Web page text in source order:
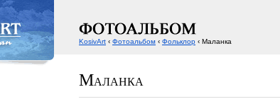
Маланка
KosivArt ‹ Фотоальбом ‹ Фольклор ‹ Маланка